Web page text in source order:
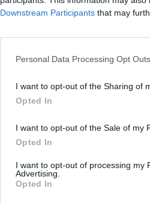
Downstream Participants that may
Personal Data Processing Opt Outs
I want to opt-out of the Sharing of
Opted In
I want to opt-out of the Sale of my
Opted In
I want to opt-out of processing my
Advertising.
Opted In